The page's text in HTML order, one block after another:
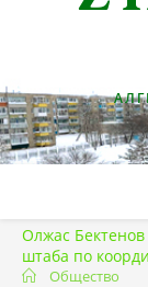
Олжас Бектенов
штаба по
Общество